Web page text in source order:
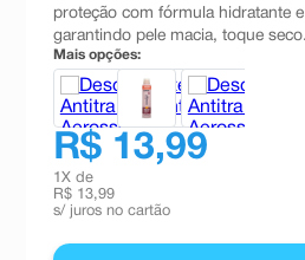
proteção com fórmula hidratante
garantindo pele macia, toque
Mais opções:
R$ 13,99
1 X de
R$ 13,99
s/ juros no cartão